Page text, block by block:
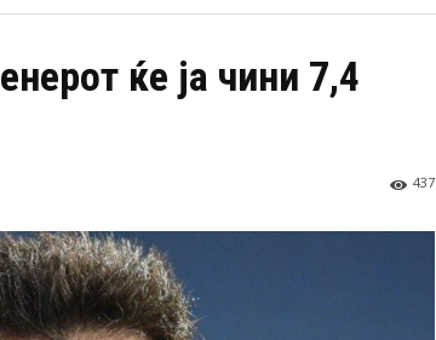
ќе ја чини 7,4
437